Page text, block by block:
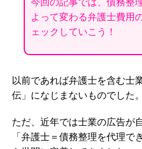
今回の記事では、債務整
よって変わる弁護士費用
ェックしていこう！
以前であれば弁護士を含む士
伝」になじまないものでした。
ただ、近年では士業の広告が
「弁護士＝債務整理を代理で